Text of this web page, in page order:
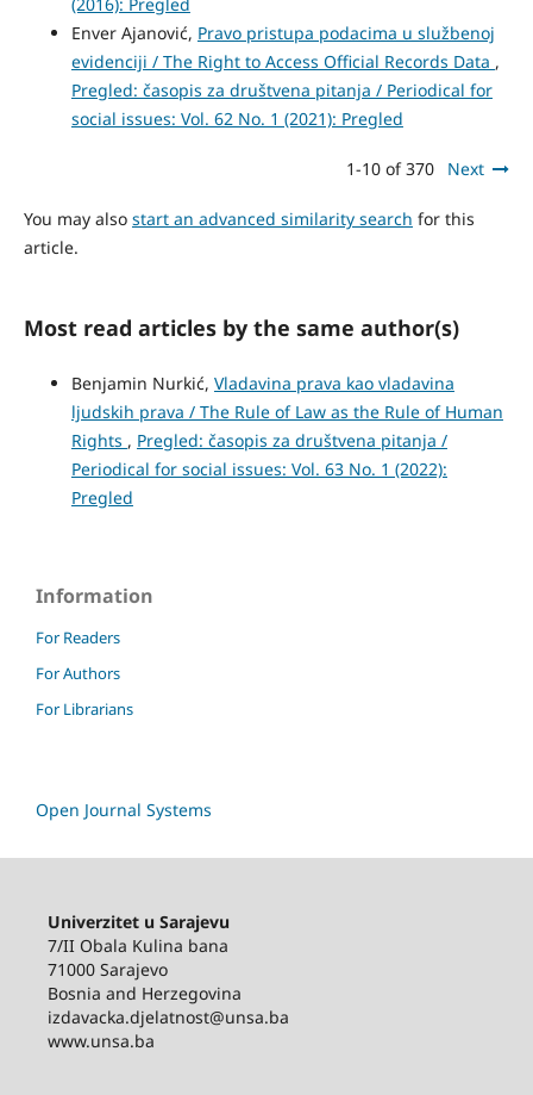
Enver Ajanović, Pravo pristupa podacima u službenoj
evidenciji / The Right to Access Official Records Data ,
Pregled: časopis za društvena pitanja / Periodical for
social issues: Vol. 62 No. 1 (2021): Pregled
1-10 of 370 Next
You may also start an advanced similarity search for this
article.
Most read articles by the same author(s)
Benjamin Nurkić, Vladavina prava kao vladavina
ljudskih prava / The Rule of Law as the Rule of Human
Rights , Pregled: časopis za društvena pitanja /
Periodical for social issues: Vol. 63 No. 1 (2022):
Pregled
Information
For Readers
For Authors
For Librarians
Open Journal Systems
Univerzitet u Sarajevu
7/II Obala Kulina bana
71000 Sarajevo
Bosnia and Herzegovina
izdavacka.djelatnost@unsa.ba
www.unsa.ba